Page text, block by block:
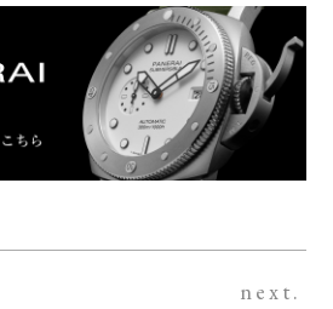
next.